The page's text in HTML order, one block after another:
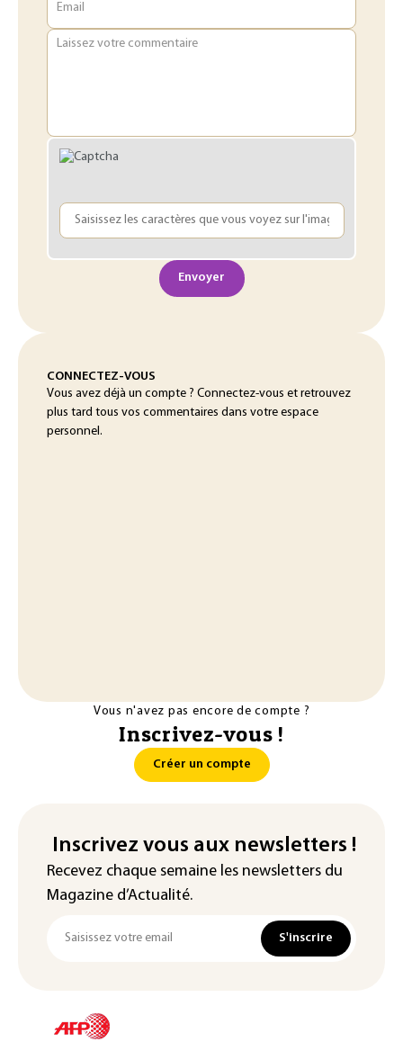
Email
Laissez votre commentaire
Envoyer
CONNECTEZ-VOUS
Vous avez déjà un compte ? Connectez-vous et retrouvez
plus tard tous vos commentaires dans votre espace
personnel.
Vous n'avez pas encore de compte ?
Inscrivez-vous !
Créer un compte
Inscrivez vous aux newsletters !
Recevez chaque semaine les newsletters du
Magazine d’Actualité.
S'inscrire